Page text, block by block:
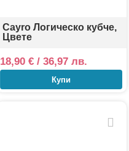
Cayro Логическо кубче,
Цвете
18,90 €/ 36,97 лв.
Купи